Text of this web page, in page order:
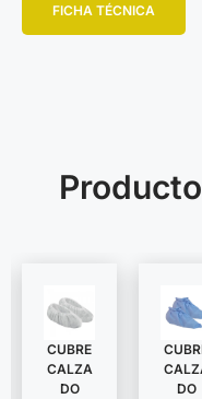
FICHA TÉCNICA
CUBRE
CALZA
DO
DO